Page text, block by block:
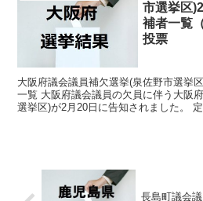
市選挙区
補者一覧
投票
大阪府議会議員補欠選挙(泉佐野市選挙
一覧 大阪府議会議員の欠員に伴う大阪
選挙区)が2月20日に告知されました。
長島町議会